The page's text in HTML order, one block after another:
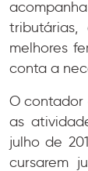
tributárias,
melhores
conta a
O contador
as
julho de
cursarem